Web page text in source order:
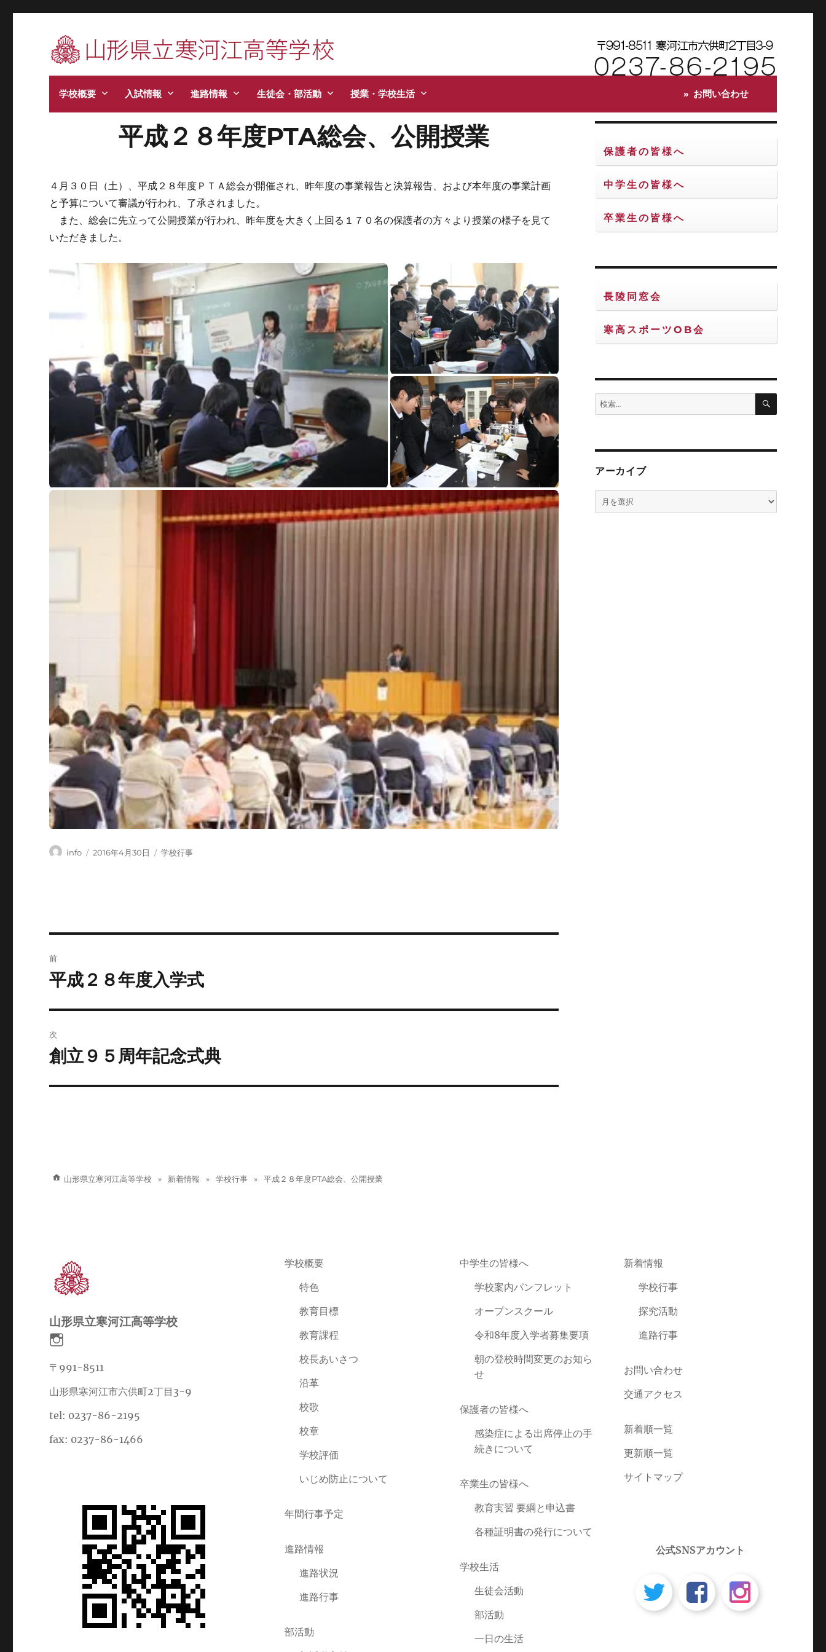
寒河江高校です。学校からのお知らせ、学校生活などお知らせします。
学校概要 入試情報 進路情報 生徒会・部活動 授業・学校生活 お問い合わせ
平成２８年度PTA総会、公開授業
４月３０日（土）、平成２８年度ＰＴＡ総会が開催され、昨年度の事業報告と決算報告、および本年度の事業計画
と予算について審議が行われ、了承されました。
また、総会に先立って公開授業が行われ、昨年度を大きく上回る１７０名の保護者の方々より授業の様子を見て
いただきました。
投
info
投
2016年4月30日
カ
学校行事
稿
ゲ
前
前
投
稿:
平成２８年度入学式
次
次
投
創立９５周年記念式典
山形県立寒河江高等学校 新着情報 学校行事 平成２８年度PTA総会、公開授業
保護者の皆様へ
中学生の皆様へ
卒業生の皆様へ
長陵同窓会
寒高スポーツOB会
検
索:
検
アーカイブ
山形県立寒河江高等学校
〒991-8511
山形県寒河江市六供町2丁目3-9
tel: 0237-86-2195
fax: 0237-86-1466
学校概要
特色
教育目標
教育課程
校長あいさつ
沿革
校歌
校章
学校評価
いじめ防止について
年間行事予定
進路情報
進路状況
進路行事
部活動
中学生の皆様へ
学校案内パンフレット
オープンスクール
令和8年度入学者募集要項
朝の登校時間変更のお知ら
せ
保護者の皆様へ
感染症による出席停止の手
続きについて
卒業生の皆様へ
教育実習 要綱と申込書
各種証明書の発行について
学校生活
生徒会活動
部活動
一日の生活
新着情報
学校行事
探究活動
進路行事
お問い合わせ
交通アクセス
新着順一覧
更新順一覧
サイトマップ
公式SNSアカウント